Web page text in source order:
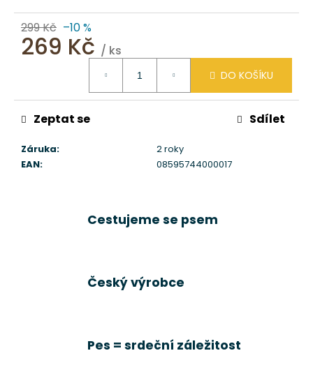
299 Kč –10 %
269 Kč / ks
DO KOŠÍKU
Záruka:
2 roky
EAN: 08595744000017
Zeptat se Sdílet
Cestujeme se psem
Český výrobce
Pes = srdeční záležitost
j
e
m
AUTOSEDAČKA
PRO
PSA
SI
CHRUPKU